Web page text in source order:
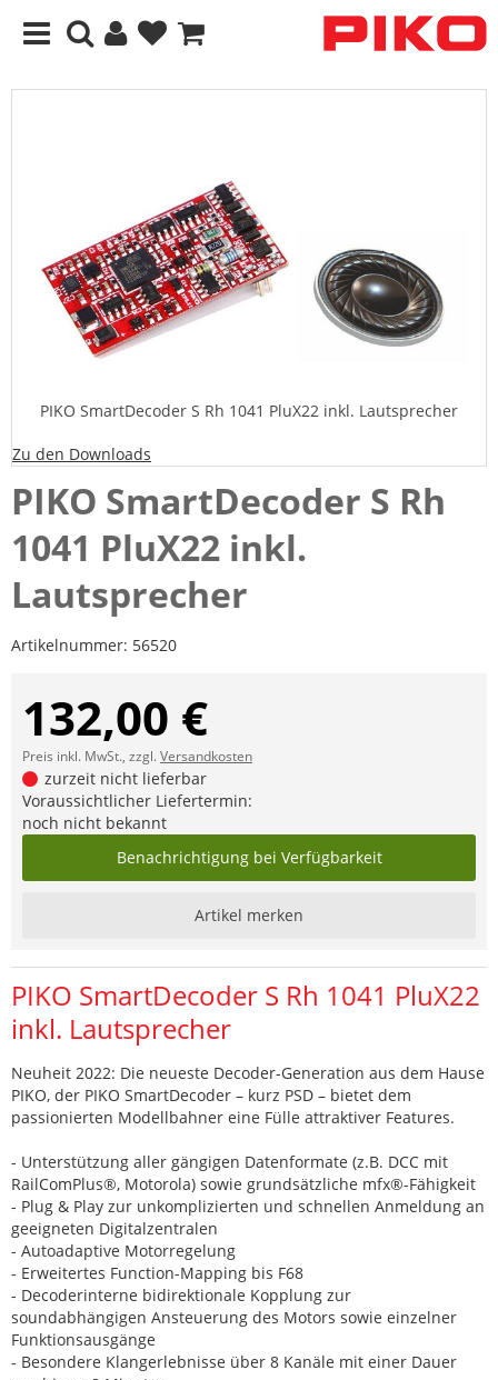
PIKO SmartDecoder S Rh 1041 PluX22 inkl. Lautsprecher
Zu den Downloads
PIKO SmartDecoder S Rh
1041 PluX22 inkl.
Lautsprecher
Artikelnummer: 56520
132,00 €
Preis inkl. MwSt., zzgl.Versandkosten
zurzeit nicht lieferbar
Voraussichtlicher Liefertermin:
noch nicht bekannt
Benachrichtigung bei Verfügbarkeit
Artikel merken
PIKO SmartDecoder S Rh 1041 PluX22
inkl. Lautsprecher
Neuheit 2022: Die neueste Decoder-Generation aus dem Hause
PIKO, der PIKO SmartDecoder – kurz PSD – bietet dem
passionierten Modellbahner eine Fülle attraktiver Features.
- Unterstützung aller gängigen Datenformate (z.B. DCC mit
RailComPlus®, Motorola) sowie grundsätzliche mfx®-Fähigkeit
- Plug & Play zur unkomplizierten und schnellen Anmeldung an
geeigneten Digitalzentralen
- Autoadaptive Motorregelung
- Erweitertes Function-Mapping bis F68
- Decoderinterne bidirektionale Kopplung zur
soundabhängigen Ansteuerung des Motors sowie einzelner
Funktionsausgänge
- Besondere Klangerlebnisse über 8 Kanäle mit einer Dauer